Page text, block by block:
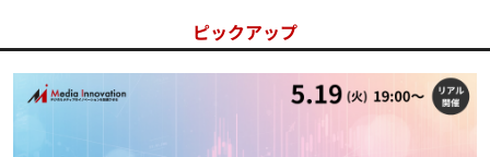
ピックアップ